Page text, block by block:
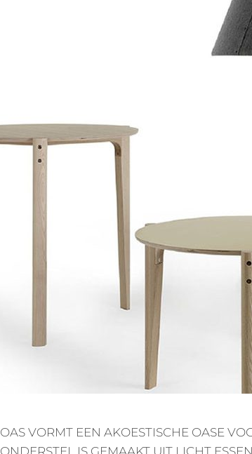
OAS VORMT EEN AKOESTISCHE OASE
ONDERSTEL IS GEMAAKT UIT LICHT